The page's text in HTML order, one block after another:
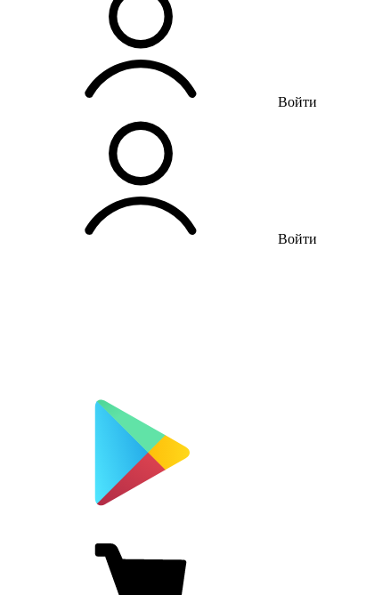
Войти
Войти